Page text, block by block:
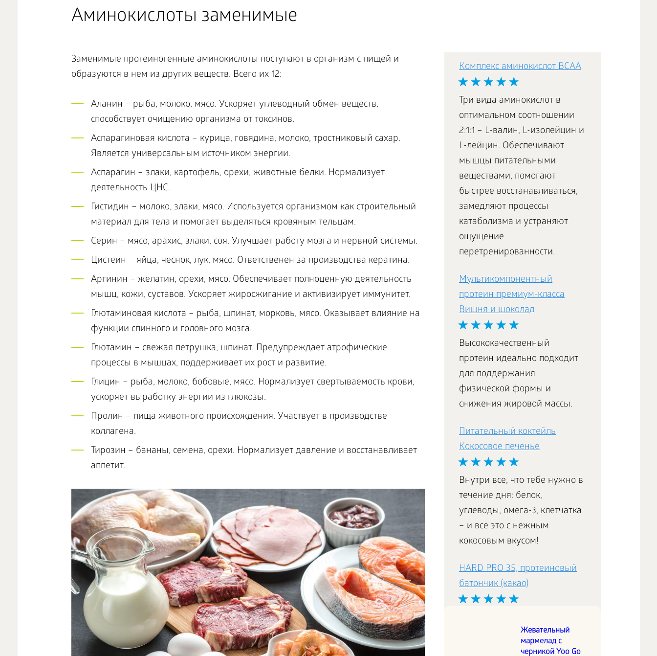
Аминокислоты заменимые
кальцием Yoo Go
Жевательный
мармелад с
облепихой и
Комплекс аминокислот BCAA
Три вида аминокислот в
оптимальном соотношении
2:1:1 – L-валин, L-изолейцин и
L-лейцин. Обеспечивают
мышцы питательными
веществами, помогают
быстрее восстанавливаться,
замедляют процессы
катаболизма и устраняют
ощущение
перетренированности.
Мультикомпонентный
протеин премиум-класса
Вишня и шоколад
Высококачественный
протеин идеально подходит
для поддержания
физической формы и
снижения жировой массы.
Питательный коктейль
Кокосовое печенье
Внутри все, что тебе нужно в
течение дня: белок,
углеводы, омега-3, клетчатка
– и все это с нежным
кокосовым вкусом!
HARD PRO 35, протеиновый
батончик (какао)
концентрированная энергия:
35% высококачественного
Заменимые протеиногенные аминокислоты поступают в организм с пищей и
образуются в нем из других веществ. Всего их 12:
Аланин – рыба, молоко, мясо. Ускоряет углеводный обмен веществ,
способствует очищению организма от токсинов.
Аспарагиновая кислота – курица, говядина, молоко, тростниковый сахар.
Является универсальным источником энергии.
Аспарагин – злаки, картофель, орехи, животные белки. Нормализует
деятельность ЦНС.
Гистидин – молоко, злаки, мясо. Используется организмом как строительный
материал для тела и помогает выделяться кровяным тельцам.
Серин – мясо, арахис, злаки, соя. Улучшает работу мозга и нервной системы.
Цистеин – яйца, чеснок, лук, мясо. Ответственен за производства кератина.
Аргинин – желатин, орехи, мясо. Обеспечивает полноценную деятельность
мышц, кожи, суставов. Ускоряет жиросжигание и активизирует иммунитет.
Глютаминовая кислота – рыба, шпинат, морковь, мясо. Оказывает влияние на
функции спинного и головного мозга.
Глютамин – свежая петрушка, шпинат. Предупреждает атрофические
процессы в мышцах, поддерживает их рост и развитие.
Глицин – рыба, молоко, бобовые, мясо. Нормализует свертываемость крови,
ускоряет выработку энергии из глюкозы.
Пролин – пища животного происхождения. Участвует в производстве
коллагена.
Тирозин – бананы, семена, орехи. Нормализует давление и восстанавливает
аппетит.
Жевательный
мармелад с
черникой Yoo Go